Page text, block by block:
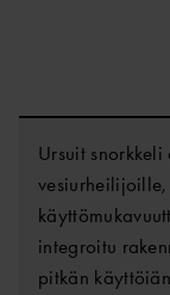
Ursuit
integroitu
pitkän